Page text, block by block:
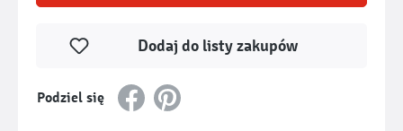
Podziel się
Dodaj do listy zakupów